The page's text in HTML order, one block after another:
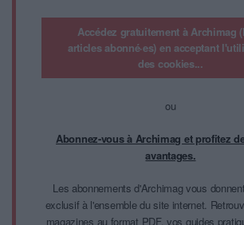
Accédez gratuitement à Archimag
articles abonné·es) en acceptant
des cookies...
ou
Abonnez-vous à Archimag et profitez
avantages.
Les abonnements d'Archimag vous
exclusif à l'ensemble du site internet.
magazines au format PDF, vos guides